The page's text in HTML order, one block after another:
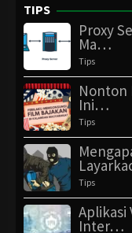
TIPS
Proxy
Ma…
Tips
Nonton
Ini…
Tips
Tips
Aplikasi
Inter…